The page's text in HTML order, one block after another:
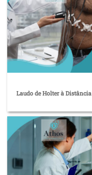
Laudo de Holter à Distância